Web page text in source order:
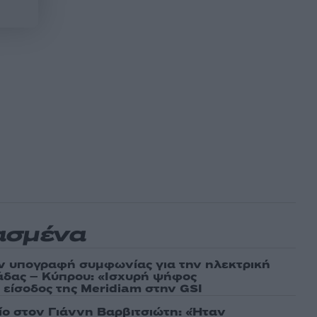
υπογραφή συμφωνίας για την ηλεκτρική
– Κύπρου: «Ισχυρή ψήφος
της Meridiam στην GSI
στον Γιάννη Βαρβιτσιώτη: «Ήταν